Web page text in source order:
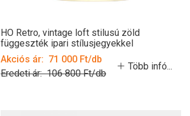
HO Retro, vintage loft stilusú zöld
függeszték ipari stílusjegyekkel
Akciós ár: 71 000 Ft/db
Eredeti ár: 106 800 Ft/db
Több infó...